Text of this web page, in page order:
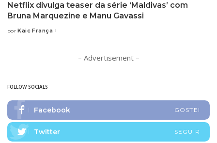
Netflix divulga teaser da série ‘Maldivas’ com
Bruna Marquezine e Manu Gavassi
Posted
por Kaic França
– Advertisement –
FOLLOW SOCIALS
Facebook GOSTEI
Twitter SEGUIR